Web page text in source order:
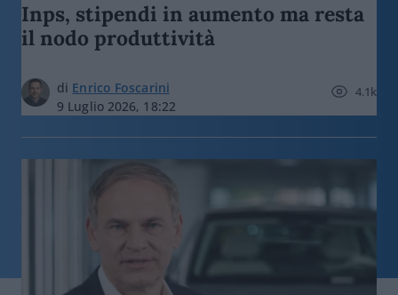
Inps, stipendi in aumento ma resta
il nodo produttività
di Enrico Foscarini
9 Luglio 2026, 18:22
4.1k